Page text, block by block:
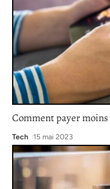
Comment payer
Tech 15 mai 2023